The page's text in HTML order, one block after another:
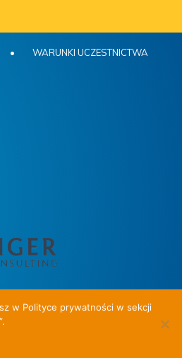
• WARUNKI UCZESTNICTWA
w Polityce prywatności w sekcji